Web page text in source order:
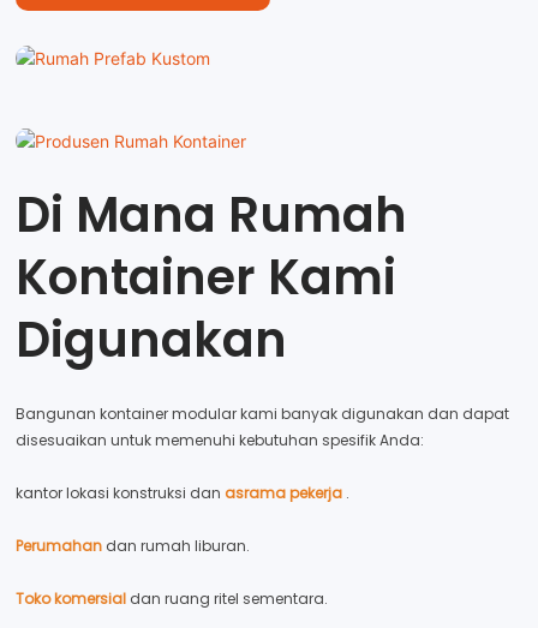
Di Mana Rumah
Kontainer Kami
Digunakan
Bangunan kontainer modular kami banyak digunakan dan dapat
disesuaikan untuk memenuhi kebutuhan spesifik Anda:
kantor lokasi konstruksi dan asrama pekerja .
Perumahan dan rumah liburan.
Toko komersial dan ruang ritel sementara.